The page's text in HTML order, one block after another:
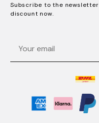
Subscribe to the
discount now.